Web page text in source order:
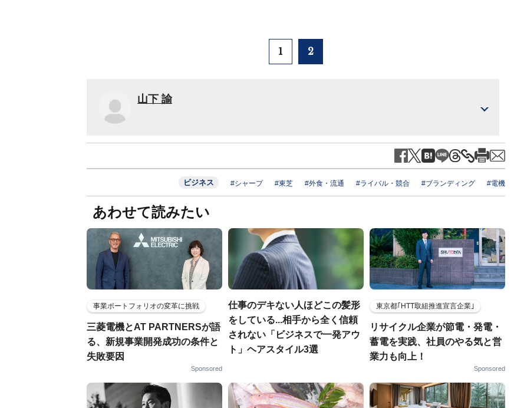
1 2
山下 諭
ビジネス #シャープ #東芝 #外食・流通 #ライバル・競合 #ブランディング #電機
あわせて読みたい
事業ポートフォリオの変革に挑戦
三菱電機とAT PARTNERSが語
る、新規事業開発成功の条件と
失敗要因
Sponsored
仕事のデキない人ほどこの髪形
をしている...相手から全く信頼
されない「ビジネスで一発アウ
ト」ヘアスタイル3選
東京都｢HTT取組推進宣言企業｣
リサイクル企業が節電・発電・
蓄電を実践、社員のやる気と営
業力も向上！
Sponsored